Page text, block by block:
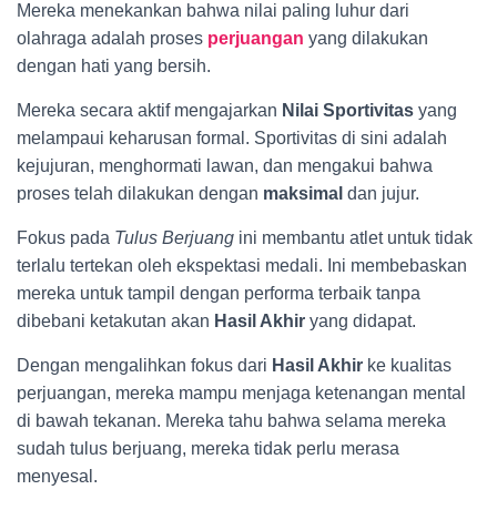
Mereka menekankan bahwa nilai paling luhur dari
olahraga adalah proses perjuangan yang dilakukan
dengan hati yang bersih.
Mereka secara aktif mengajarkan Nilai Sportivitas yang
melampaui keharusan formal. Sportivitas di sini adalah
kejujuran, menghormati lawan, dan mengakui bahwa
proses telah dilakukan dengan maksimal dan jujur.
Fokus pada Tulus Berjuang ini membantu atlet untuk tidak
terlalu tertekan oleh ekspektasi medali. Ini membebaskan
mereka untuk tampil dengan performa terbaik tanpa
dibebani ketakutan akan Hasil Akhir yang didapat.
Dengan mengalihkan fokus dari Hasil Akhir ke kualitas
perjuangan, mereka mampu menjaga ketenangan mental
di bawah tekanan. Mereka tahu bahwa selama mereka
sudah tulus berjuang, mereka tidak perlu merasa
menyesal.